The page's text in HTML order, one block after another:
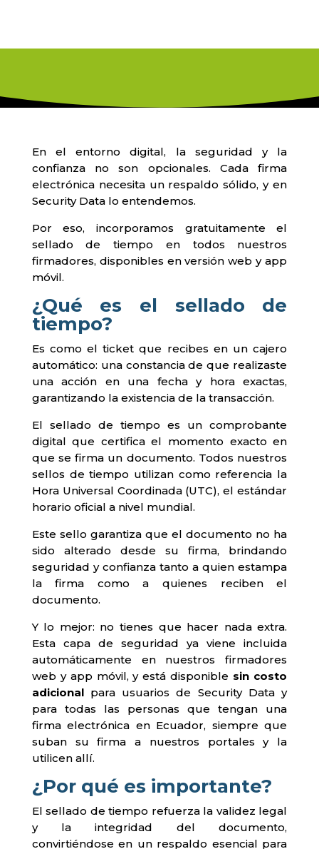
En el entorno digital, la seguridad y la
confianza no son opcionales. Cada firma
electrónica necesita un respaldo sólido, y en
Security Data lo entendemos.
Por eso, incorporamos gratuitamente el
sellado de tiempo en todos nuestros
firmadores, disponibles en versión web y app
móvil.
¿Qué es el sellado de
tiempo?
Es como el ticket que recibes en un cajero
automático: una constancia de que realizaste
una acción en una fecha y hora exactas,
garantizando la existencia de la transacción.
El sellado de tiempo es un comprobante
digital que certifica el momento exacto en
que se firma un documento. Todos nuestros
sellos de tiempo utilizan como referencia la
Hora Universal Coordinada (UTC), el estándar
horario oficial a nivel mundial.
Este sello garantiza que el documento no ha
sido alterado desde su firma, brindando
seguridad y confianza tanto a quien estampa
la firma como a quienes reciben el
documento.
Y lo mejor: no tienes que hacer nada extra.
Esta capa de seguridad ya viene incluida
automáticamente en nuestros firmadores
web y app móvil, y está disponible sin costo
adicionalpara usuarios de Security Data y
para todas las personas que tengan una
firma electrónica en Ecuador, siempre que
suban su firma a nuestros portales y la
utilicen allí.
¿Por qué es importante?
El sellado de tiempo refuerza la validez legal
y la integridad del documento,
convirtiéndose en un respaldo esencial para